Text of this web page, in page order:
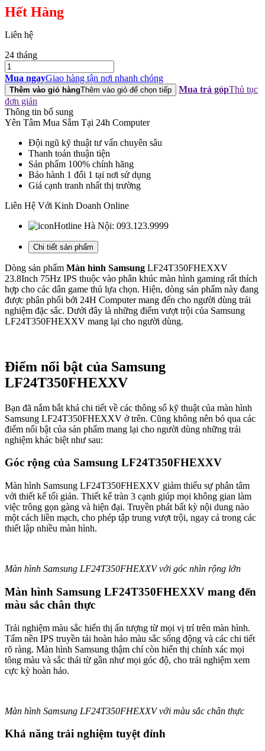
Hết Hàng
Liên hệ
24 tháng
Màn
hình
Samsung
LF24T350FHEXXV
23.8Inch
75Hz
IPS
lượng
Mua ngayGiao hàng tận nơi nhanh chóng
Thêm vào giỏ hàngThêm vào giỏ để chọn tiếp Mua trả gópThủ tục
đơn giản
Thông tin bổ sung
Yên Tâm Mua Sắm Tại 24h Computer
Đội ngũ kỹ thuật tư vấn chuyên sâu
Thanh toán thuận tiện
Sản phẩm 100% chính hãng
Bảo hành 1 đổi 1 tại nơi sử dụng
Giá cạnh tranh nhất thị trường
Liên Hệ Với Kinh Doanh Online
Hotline Hà Nội: 093.123.9999
Chi tiết sản phẩm
Dòng sản phẩm Màn hình Samsung LF24T350FHEXXV
23.8Inch 75Hz IPS thuộc vào phân khúc màn hình gaming rất thích
hợp cho các dân game thủ lựa chọn. Hiện, dòng sản phẩm này đang
được phân phối bởi 24H Computer mang đến cho người dùng trải
nghiệm đặc sắc. Dưới đây là những điểm vượt trội của Samsung
LF24T350FHEXXV mang lại cho người dùng.
Điểm nổi bật của Samsung
LF24T350FHEXXV
Bạn đã nắm bắt khá chi tiết về các thông số kỹ thuật của màn hình
Samsung LF24T350FHEXXV ở trên. Cũng không nên bỏ qua các
điểm nổi bật của sản phẩm mang lại cho người dùng những trải
nghiệm khác biệt như sau:
Góc rộng của Samsung LF24T350FHEXXV
Màn hình Samsung LF24T350FHEXXV giảm thiểu sự phân tâm
với thiết kế tối giản. Thiết kế tràn 3 cạnh giúp mọi không gian làm
việc trông gọn gàng và hiện đại. Truyền phát bất kỳ nội dung nào
một cách liền mạch, cho phép tập trung vượt trội, ngay cả trong các
thiết lập nhiều màn hình.
Màn hình Samsung LF24T350FHEXXV với góc nhìn rộng lớn
Màn hình Samsung LF24T350FHEXXV mang đến
màu sắc chân thực
Trải nghiệm màu sắc hiển thị ấn tượng từ mọi vị trí trên màn hình.
Tấm nền IPS truyền tải hoàn hảo màu sắc sống động và các chi tiết
rõ ràng. Màn hình Samsung thậm chí còn hiển thị chính xác mọi
tông màu và sắc thái từ gần như mọi góc độ, cho trải nghiệm xem
cực kỳ hoàn hảo.
Màn hình Samsung LF24T350FHEXXV với màu sắc chân thực
Khả năng trải nghiệm tuyệt đỉnh